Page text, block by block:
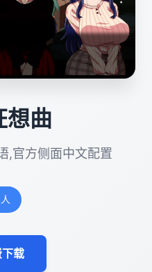
想曲
,官方侧面中文配置
载